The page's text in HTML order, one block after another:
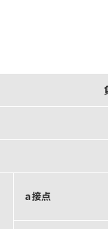
a接点